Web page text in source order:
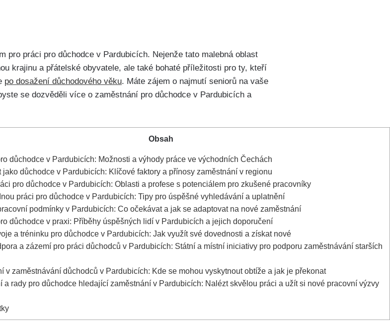
pro práci pro důchodce v Pardubicích. Nejenže tato malebná oblast
krajinu a přátelské obyvatele, ale také bohaté příležitosti pro ty, kteří
po dosažení důchodového věku. Máte zájem o najmutí seniorů na vaše
se dozvěděli více o zaměstnání pro důchodce v Pardubicích a
Obsah
důchodce v Pardubicích: Možnosti a výhody práce ve východních Čechách
jako důchodce v Pardubicích: Klíčové faktory a přínosy zaměstnání v regionu
pro důchodce v Pardubicích: Oblasti a profese s potenciálem pro zkušené pracovníky
práci pro důchodce v Pardubicích: Tipy pro úspěšné vyhledávání a uplatnění
podmínky v Pardubicích: Co očekávat a jak se adaptovat na nové zaměstnání
důchodce v praxi: Příběhy úspěšných lidí v Pardubicích a jejich doporučení
a tréninku pro důchodce v Pardubicích: Jak využít své dovednosti a získat nové
a zázemí pro práci důchodců v Pardubicích: Státní a místní iniciativy pro podporu zaměstnávání starších
v zaměstnávání důchodců v Pardubicích: Kde se mohou vyskytnout obtíže a jak je překonat
a rady pro důchodce hledající zaměstnání v Pardubicích: Nalézt skvělou práci a užít si nové pracovní výzvy